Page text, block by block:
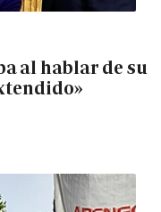
al hablar de su